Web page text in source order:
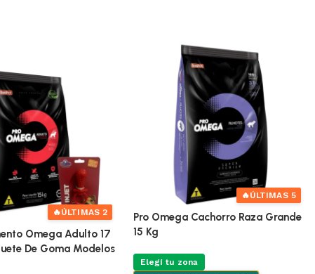
🔥ÚLTIMAS 2
Omega Adulto 17
De Goma Modelos
🔥ÚLTIMAS 5
Pro Omega Cachorro Raza Grande
15 Kg
Elegí tu zona